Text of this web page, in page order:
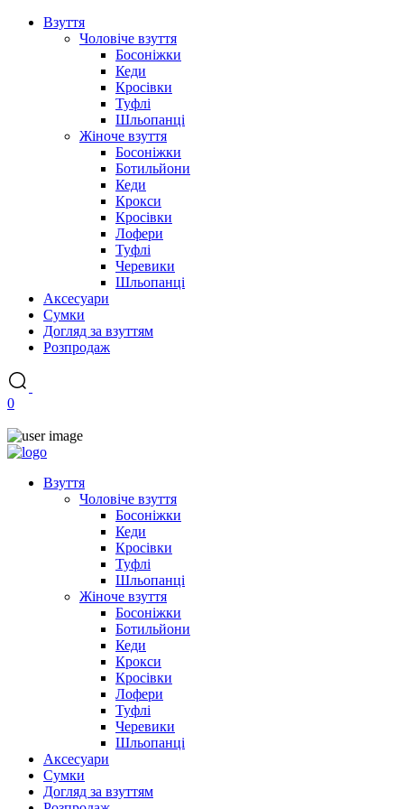
Взуття
Чоловіче взуття
Босоніжки
Кеди
Кросівки
Туфлі
Шльопанці
Жіноче взуття
Босоніжки
Ботильйони
Кеди
Крокси
Кросівки
Лофери
Туфлі
Черевики
Шльопанці
Аксесуари
Сумки
Догляд за взуттям
Розпродаж
0
Взуття
Чоловіче взуття
Босоніжки
Кеди
Кросівки
Туфлі
Шльопанці
Жіноче взуття
Босоніжки
Ботильйони
Кеди
Крокси
Кросівки
Лофери
Туфлі
Черевики
Шльопанці
Аксесуари
Сумки
Догляд за взуттям